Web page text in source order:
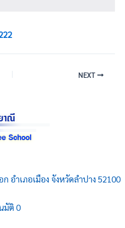
NEXT
อำเภอเมือง จังหวัดลำปาง 52100
มัติ 0